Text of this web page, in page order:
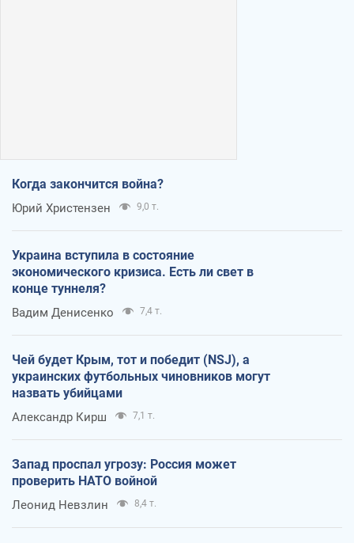
Когда закончится война?
Юрий Христензен 9,0 т.
Украина вступила в состояние
экономического кризиса. Есть ли свет в
конце туннеля?
Вадим Денисенко 7,4 т.
Чей будет Крым, тот и победит (NSJ), а
украинских футбольных чиновников могут
назвать убийцами
Александр Кирш 7,1 т.
Запад проспал угрозу: Россия может
проверить НАТО войной
Леонид Невзлин 8,4 т.